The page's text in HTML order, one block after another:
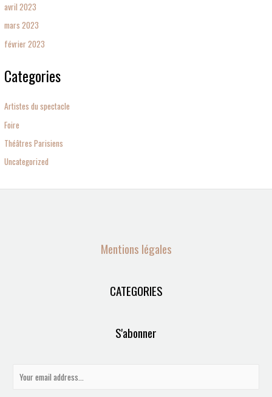
avril 2023
mars 2023
février 2023
Categories
Artistes du spectacle
Foire
Théâtres Parisiens
Uncategorized
Mentions légales
CATEGORIES
S'abonner